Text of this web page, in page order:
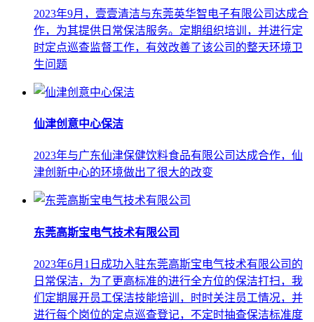
2023年9月，壹壹清洁与东莞英华智电子有限公司达成合
作，为其提供日常保洁服务。定期组织培训，并进行定
时定点巡查监督工作，有效改善了该公司的整天环境卫
生问题
仙津创意中心保洁
2023年与广东仙津保健饮料食品有限公司达成合作，仙
津创新中心的环境做出了很大的改变
东莞高斯宝电气技术有限公司
2023年6月1日成功入驻东莞高斯宝电气技术有限公司的
日常保洁，为了更高标准的进行全方位的保洁打扫，我
们定期展开员工保洁技能培训，时时关注员工情况，并
进行每个岗位的定点巡查登记，不定时抽查保洁标准度